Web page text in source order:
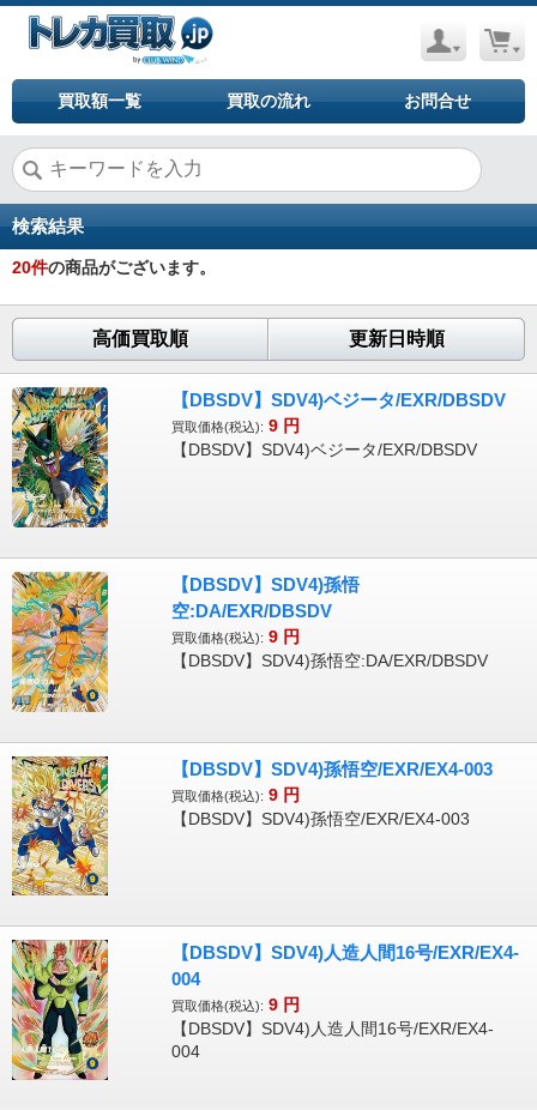
買取額一覧 買取の流れ お問合せ
検索結果
20件の商品がございます。
高価買取順 更新日時順
【DBSDV】SDV4)ベジータ/EXR/DBSDV
買取価格(税込): 9 円
【DBSDV】SDV4)ベジータ/EXR/DBSDV
【DBSDV】SDV4)孫悟
空:DA/EXR/DBSDV
買取価格(税込): 9 円
【DBSDV】SDV4)孫悟空:DA/EXR/DBSDV
【DBSDV】SDV4)孫悟空/EXR/EX4-003
買取価格(税込): 9 円
【DBSDV】SDV4)孫悟空/EXR/EX4-003
【DBSDV】SDV4)人造人間16号/EXR/EX4-
004
買取価格(税込): 9 円
【DBSDV】SDV4)人造人間16号/EXR/EX4-
004